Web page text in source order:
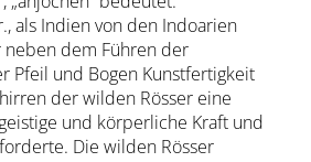
als Indien von den Indoarien
dem Führen der
Pfeil und Bogen Kunstfertigkeit
der wilden Rösser eine
und körperliche Kraft und
Die wilden Rösser